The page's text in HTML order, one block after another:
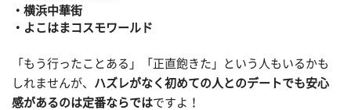
・横浜中華街
・よこはまコスモワールド
「もう行ったことある」「正直飽きた」という人もいるかも
しれませんが、 ハズレがなく初めての人とのデートでも安心
感があるのは定番ならではですよ！